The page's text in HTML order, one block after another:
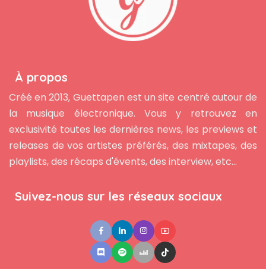
À propos
Créé en 2013, Guettapen est un site centré autour de
la musique électronique. Vous y retrouvez en
exclusivité toutes les dernières news, les previews et
releases de vos artistes préférés, des mixtapes, des
playlists, des récaps d'évents, des interview, etc...
Suivez-nous sur les réseaux sociaux